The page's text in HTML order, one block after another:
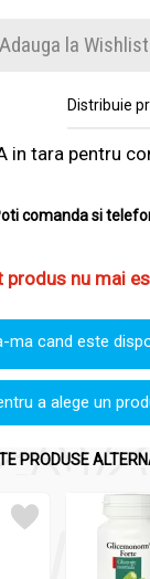
Adauga la Wishlist
Distribuie
in tara pentru
comanda si
produs nu mai
ma cand este
a alege un
PRODUSE